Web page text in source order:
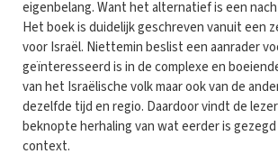
eigenbelang. Want het alternatief is een
Het boek is duidelijk geschreven vanuit een
voor Israël. Niettemin beslist een aanrader
geïnteresseerd is in de complexe en
van het Israëlische volk maar ook van de
dezelfde tijd en regio. Daardoor vindt de
beknopte herhaling van wat eerder is
context.